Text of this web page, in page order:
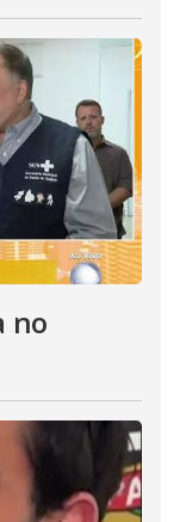
no